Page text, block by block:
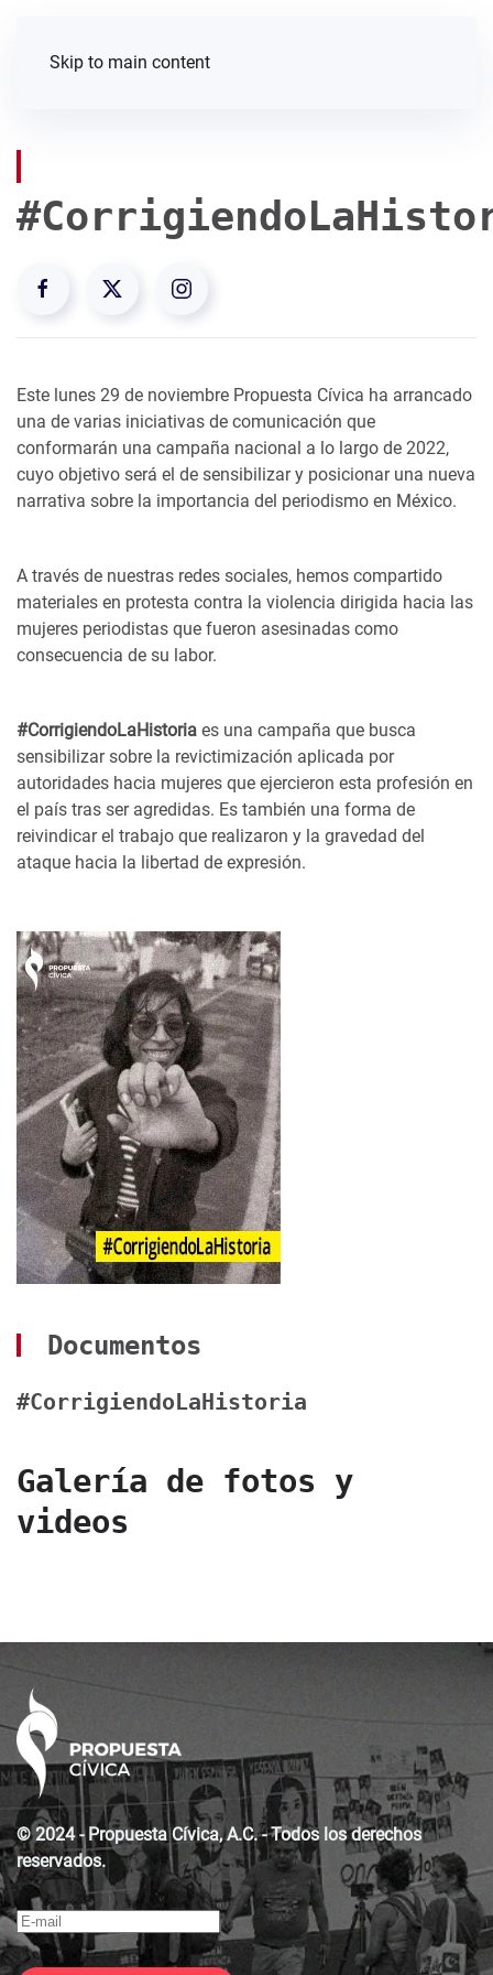
Skip to main content
Este lunes 29 de noviembre Propuesta Cívica ha arrancado
una de varias iniciativas de comunicación que
conformarán una campaña nacional a lo largo de 2022,
cuyo objetivo será el de sensibilizar y posicionar una nueva
narrativa sobre la importancia del periodismo en México.
A través de nuestras redes sociales, hemos compartido
materiales en protesta contra la violencia dirigida hacia las
mujeres periodistas que fueron asesinadas como
consecuencia de su labor.
#CorrigiendoLaHistoria es una campaña que busca
sensibilizar sobre la revictimización aplicada por
autoridades hacia mujeres que ejercieron esta profesión en
el país tras ser agredidas. Es también una forma de
reivindicar el trabajo que realizaron y la gravedad del
ataque hacia la libertad de expresión.
Documentos
#CorrigiendoLaHistoria
Galería de fotos y
videos
© 2024 - Propuesta Cívica, A.C. - Todos los derechos
reservados.